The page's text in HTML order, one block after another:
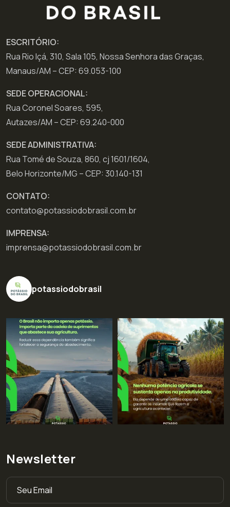
ESCRITÓRIO:
Rua Rio Içá, 310, Sala 105, Nossa Senhora das Graças,
Manaus/AM – CEP: 69.053-100
SEDE OPERACIONAL:
Rua Coronel Soares, 595,
Autazes/AM – CEP: 69.240-000
SEDE ADMINISTRATIVA:
Rua Tomé de Souza, 860, cj 1601/1604,
Belo Horizonte/MG – CEP: 30.140-131
CONTATO:
contato@potassiodobrasil.com.br
IMPRENSA:
imprensa@potassiodobrasil.com.br
potassiodobrasil
Newsletter